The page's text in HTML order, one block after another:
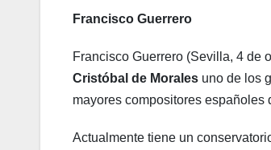
Francisco Guerrero
Francisco Guerrero (Sevilla, 4 de
Cristóbal de Morales uno de los
mayores compositores españoles
Actualmente tiene un